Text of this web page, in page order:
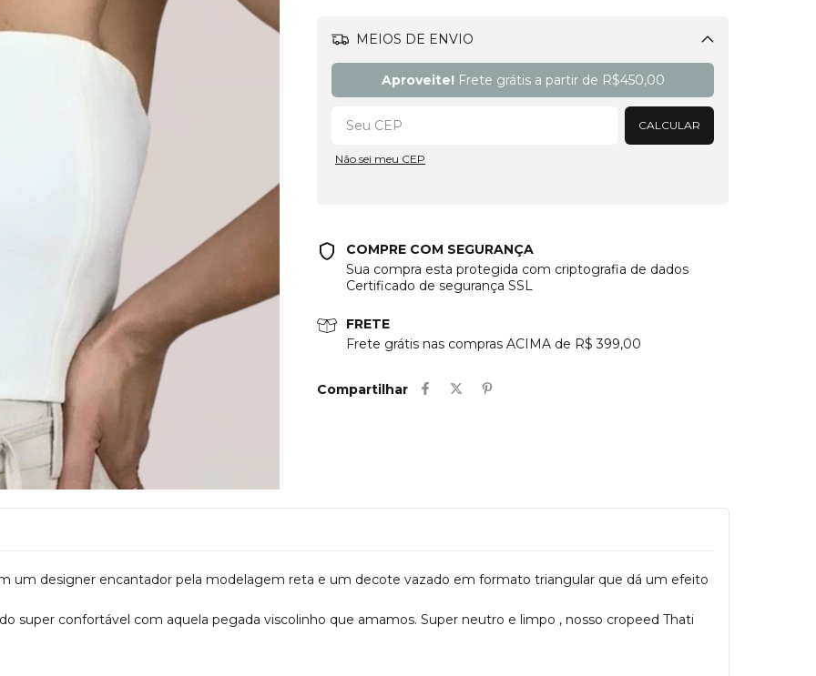
MEIOS DE ENVIO
Aproveite! Frete grátis a partir de R$450,00
CALCULAR
Não sei meu CEP
COMPRE COM SEGURANÇA
Sua compra esta protegida com criptografia de dados
Certificado de segurança SSL
FRETE
Frete grátis nas compras ACIMA de R$ 399,00
Compartilhar
um designer encantador pela modelagem reta e um decote vazado em formato triangular que dá um efeito
super confortável com aquela pegada viscolinho que amamos. Super neutro e limpo , nosso cropeed Thati